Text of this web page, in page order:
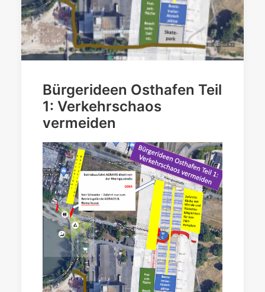
Bürgerideen Osthafen Teil
1: Verkehrschaos
vermeiden